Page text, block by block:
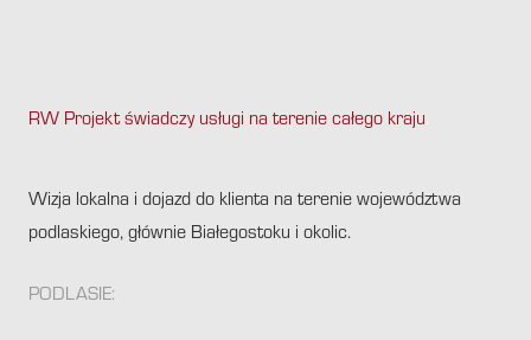
RW Projekt świadczy usługi na terenie całego kraju
Wizja lokalna i dojazd do klienta na terenie województwa
podlaskiego, głównie Białegostoku i okolic.
PODLASIE: